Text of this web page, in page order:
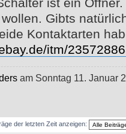
Gibts
Kontaktarten
itm/
am Sonntag 11. Januar
der letzten Zeit anzeigen: